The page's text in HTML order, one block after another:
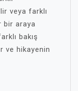
veya farklı
bir araya
bakış
ve hikayenin